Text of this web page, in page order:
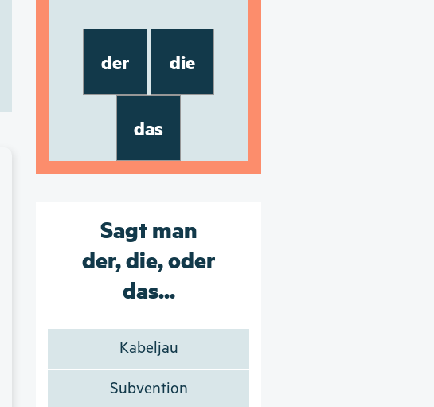
der die
das
Sagt man
der, die, oder
das...
Kabeljau
Subvention